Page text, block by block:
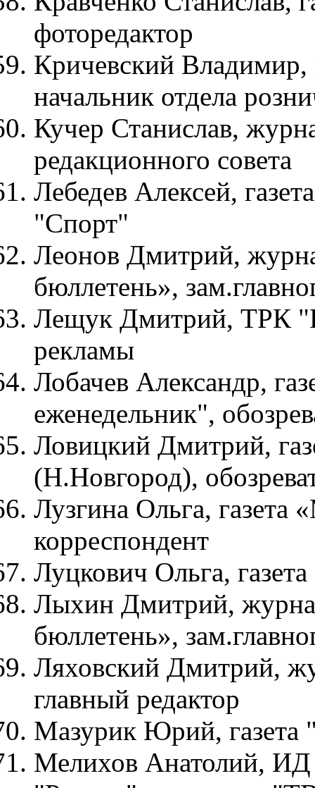
фоторедактор
Кричевский Владимир,
начальник отдела
Кучер Станислав,
редакционного совета
Лебедев Алексей,
"Спорт"
Леонов Дмитрий,
бюллетень»,
Лещук Дмитрий, ТРК
рекламы
Лобачев Александр,
еженедельник",
Ловицкий Дмитрий,
(Н.Новгород),
Лузгина Ольга, газета
корреспондент
Луцкович Ольга,
Лыхин Дмитрий,
бюллетень»,
Ляховский Дмитрий,
главный редактор
Мазурик Юрий, газета
Мелихов Анатолий, ИД